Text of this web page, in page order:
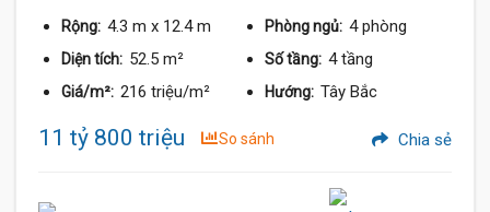
Rộng: 4.3 m x 12.4 m Phòng ngủ: 4 phòng
Diện tích: 52.5 m² Số tầng: 4 tầng
Giá/m²: 216 triệu/m² Hướng: Tây Bắc
11 tỷ 800 triệu So sánh Chia sẻ